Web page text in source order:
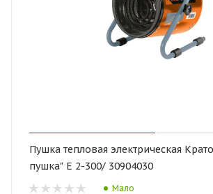
Пушка тепловая электрическая
пушка" E 2-300/ 30904030
Мало